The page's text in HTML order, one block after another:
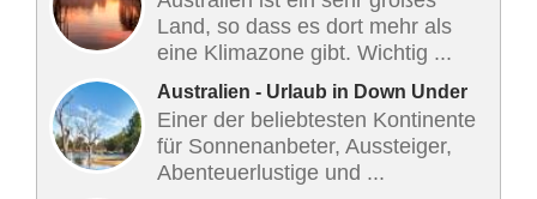
Land, so dass es dort mehr als
eine Klimazone gibt. Wichtig ...
Australien - Urlaub in Down Under
Einer der beliebtesten Kontinente
für Sonnenanbeter, Aussteiger,
Abenteuerlustige und ...